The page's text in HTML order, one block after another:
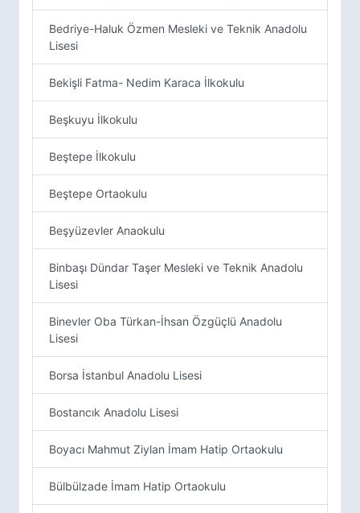
Bedriye-Haluk Özmen Mesleki ve Teknik Anadolu
Lisesi
Bekişli Fatma- Nedim Karaca İlkokulu
Beşkuyu İlkokulu
Beştepe İlkokulu
Beştepe Ortaokulu
Beşyüzevler Anaokulu
Binbaşı Dündar Taşer Mesleki ve Teknik Anadolu
Lisesi
Binevler Oba Türkan-İhsan Özgüçlü Anadolu
Lisesi
Borsa İstanbul Anadolu Lisesi
Bostancık Anadolu Lisesi
Boyacı Mahmut Ziylan İmam Hatip Ortaokulu
Bülbülzade İmam Hatip Ortaokulu